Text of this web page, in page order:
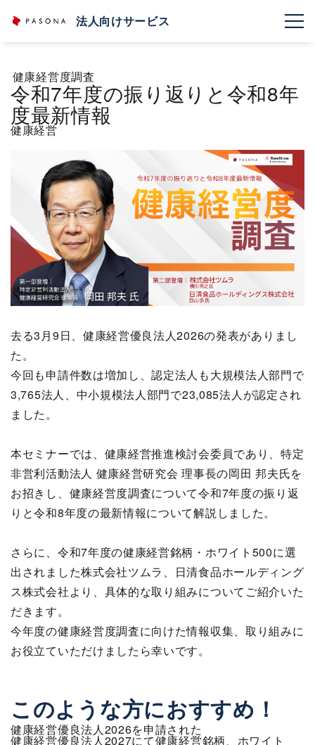
法人向けサービス
健康経営度調査
令和7年度の振り返りと令和8年
度最新情報
健康経営
去る3月9日、健康経営優良法人2026の発表がありまし
た。
今回も申請件数は増加し、認定法人も大規模法人部門で
3,765法人、中小規模法人部門で23,085法人が認定され
ました。
本セミナーでは、健康経営推進検討会委員であり、特定
非営利活動法人 健康経営研究会 理事長の岡田 邦夫氏を
お招きし、健康経営度調査について令和7年度の振り返
りと令和8年度の最新情報について解説しました。
さらに、令和7年度の健康経営銘柄・ホワイト500に選
出されました株式会社ツムラ、日清食品ホールディング
ス株式会社より、具体的な取り組みについてご紹介いた
だきます。
今年度の健康経営度調査に向けた情報収集、取り組みに
お役立ていただけましたら幸いです。
このような方におすすめ！
健康経営優良法人2026を申請された
健康経営優良法人2027にて健康経営銘柄、ホワイト